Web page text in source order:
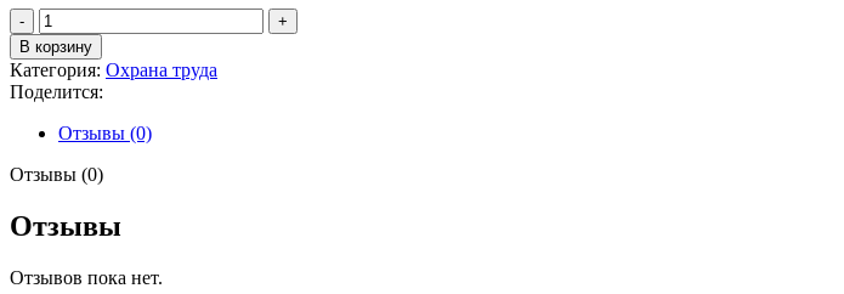
Количество
товара
Программа
типа
Б
по
охране
труда
механосборочных
4-
В корзину
Категория: Охрана труда
Поделится:
Отзывы (0)
Отзывы (0)
Отзывы
Отзывов пока нет.